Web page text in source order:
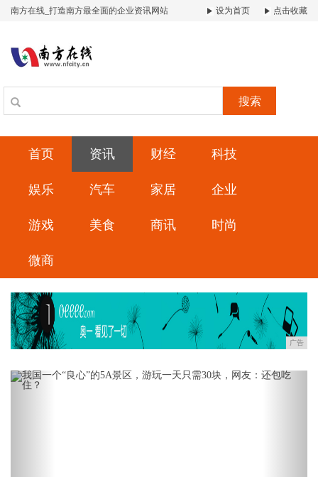
南方在线_打造南方最全面的企业资讯网站 设为首页 点击收藏
搜索
首页 资讯 财经 科技
娱乐 汽车 家居 企业
游戏 美食 商讯 时尚
微商
广告
Previous Next